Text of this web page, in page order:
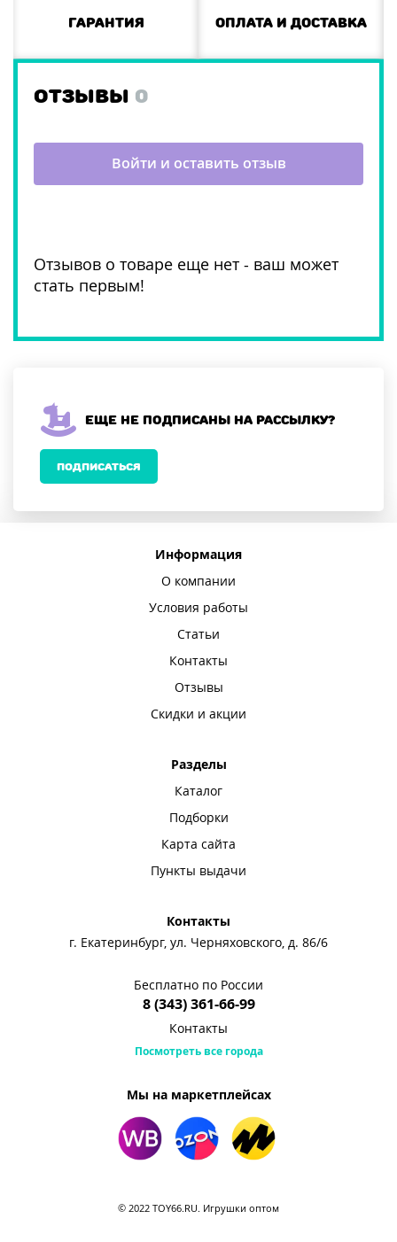
Гарантия Оплата и доставка
ОТЗЫВЫ 0
Отзывов о товаре еще нет - ваш может
стать первым!
Войти и оставить отзыв
Еще не подписаны на рассылку?
ПОДПИСАТЬСЯ
Информация
О компании
Условия работы
Статьи
Контакты
Отзывы
Скидки и акции
Разделы
Каталог
Подборки
Карта сайта
Пункты выдачи
Контакты
г. Екатеринбург, ул. Черняховского, д. 86/6
Бесплатно по России
8 (343) 361-66-99
Контакты
Посмотреть все города
Мы на маркетплейсах
© 2022 TOY66.RU. Игрушки оптом